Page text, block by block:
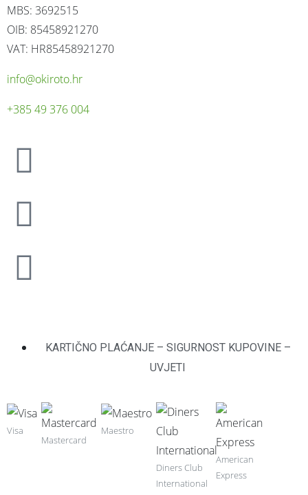
MBS: 3692515
OIB: 85458921270
VAT: HR85458921270
info@okiroto.hr
+385 49 376 004
KARTIČNO PLAĆANJE – SIGURNOST KUPOVINE –
UVJETI
Visa
Mastercard
Maestro
Diners Club
International
American
Express